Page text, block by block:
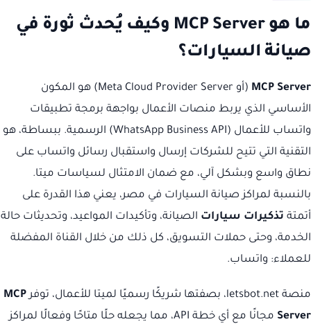
ما هو MCP Server وكيف يُحدث ثورة في
صيانة السيارات؟
MCP Server
(أو Meta Cloud Provider Server) هو المكون
الأساسي الذي يربط منصات الأعمال بواجهة برمجة تطبيقات
واتساب للأعمال (WhatsApp Business API) الرسمية. ببساطة، هو
التقنية التي تتيح للشركات إرسال واستقبال رسائل واتساب على
نطاق واسع وبشكل آلي، مع ضمان الامتثال لسياسات ميتا.
بالنسبة لمراكز صيانة السيارات في مصر، يعني هذا القدرة على
أتمتة تذكيرات سيارات الصيانة، وتأكيدات المواعيد، وتحديثات حالة
الخدمة، وحتى حملات التسويق، كل ذلك من خلال القناة المفضلة
للعملاء: واتساب.
منصة letsbot.net، بصفتها شريكًا رسميًا لميتا للأعمال، توفر
MCP
Server
مجانًا مع أي خطة API، مما يجعله حلًا متاحًا وفعالًا لمراكز